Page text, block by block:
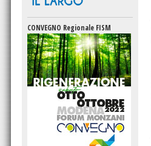
CONVEGNO Regionale FISM